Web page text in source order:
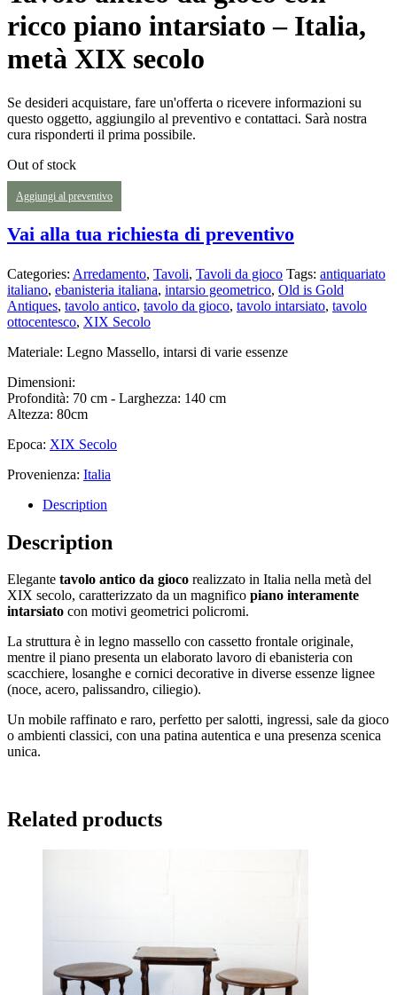
ricco piano intarsiato – Italia,
metà XIX secolo
Se desideri acquistare, fare un'offerta o ricevere informazioni su
questo oggetto, aggiungilo al preventivo e contattaci. Sarà nostra
cura risponderti il prima possibile.
Out of stock
Aggiungi al preventivo
Vai alla tua richiesta di preventivo
Categories: Arredamento, Tavoli, Tavoli da gioco Tags: antiquariato
italiano, ebanisteria italiana, intarsio geometrico, Old is Gold
Antiques, tavolo antico, tavolo da gioco, tavolo intarsiato, tavolo
ottocentesco, XIX Secolo
Materiale: Legno Massello, intarsi di varie essenze
Dimensioni:
Profondità: 70 cm - Larghezza: 140 cm
Altezza: 80cm
Epoca: XIX Secolo
Provenienza: Italia
Description
Description
Elegante tavolo antico da gioco realizzato in Italia nella metà del
XIX secolo, caratterizzato da un magnifico piano interamente
intarsiato con motivi geometrici policromi.
La struttura è in legno massello con cassetto frontale originale,
mentre il piano presenta un elaborato lavoro di ebanisteria con
scacchiere, losanghe e cornici decorative in diverse essenze lignee
(noce, acero, palissandro, ciliegio).
Un mobile raffinato e raro, perfetto per salotti, ingressi, sale da gioco
o ambienti classici, con una patina autentica e una presenza scenica
unica.
Related products